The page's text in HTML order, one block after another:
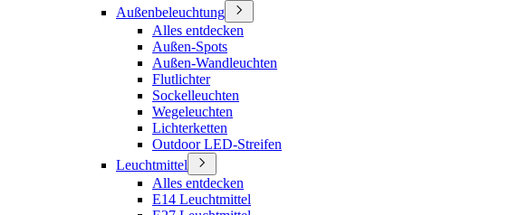
Außenbeleuchtung
Alles entdecken
Außen-Spots
Außen-Wandleuchten
Flutlichter
Sockelleuchten
Wegeleuchten
Lichterketten
Outdoor LED-Streifen
Leuchtmittel
Alles entdecken
E14 Leuchtmittel